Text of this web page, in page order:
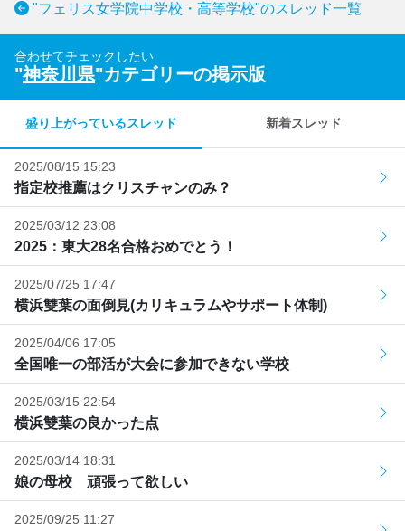
"フェリス女学院中学校・高等学校"のスレッド一覧
合わせてチェックしたい
"神奈川県"カテゴリーの掲示版
盛り上がっているスレッド 新着スレッド
2025/08/15 15:23
指定校推薦はクリスチャンのみ？
2025/03/12 23:08
2025：東大28名合格おめでとう！
2025/07/25 17:47
横浜雙葉の面倒見(カリキュラムやサポート体制)
2025/04/06 17:05
全国唯一の部活が大会に参加できない学校
2025/03/15 22:54
横浜雙葉の良かった点
2025/03/14 18:31
娘の母校 頑張って欲しい
2025/09/25 11:27